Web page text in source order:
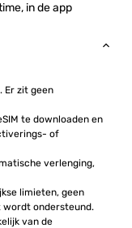
in de app
Er zit geen
te downloaden en
of
verlenging,
limieten, geen
wordt ondersteund.
van de